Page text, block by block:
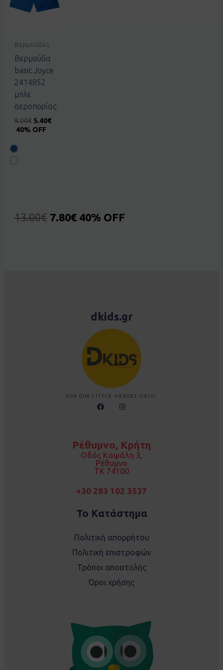
Βερμούδες
Βερμούδα
basic Joyce
2414852
μπλε
αεροπορίας
9.00€ 5.40€
40% OFF
13.00€ 7.80€ 40% OFF
dkids.gr
FOR OUR LITTLE HEROES ONLY!
F
a
o
I
n
r
a
m
Ρέθυμνο, Κρήτη
Οδός Καψάλη 3,
Ρέθυμνο
TK 74100
+30 283 102 3537
Το Κατάστημα
Πολιτική απορρήτου
Πολιτική επιστροφών
Τρόποι αποστολής
Όροι χρήσης